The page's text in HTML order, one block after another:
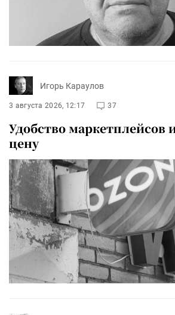
Игорь Караулов
3 августа 2026, 12:17 37
Удобство маркетплейсов
цену